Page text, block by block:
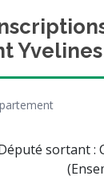
Yvelines
sortant :